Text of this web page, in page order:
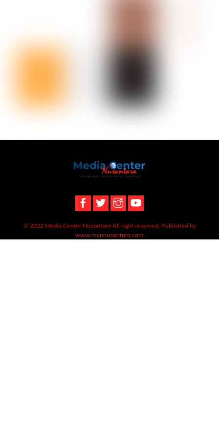
Back
To
© 2022 Media Center Nusantara All right reserved. Published by
www.mcnnusantara.com